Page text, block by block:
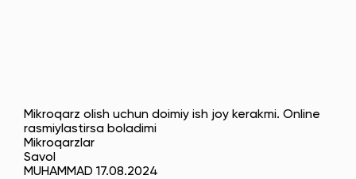
Mikroqarz olish uchun doimiy ish joy kerakmi. Online
rasmiylastirsa boladimi
Mikroqarzlar
Savol
MUHAMMAD 17.08.2024